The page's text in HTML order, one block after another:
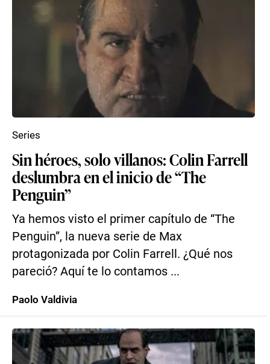
Sin héroes, solo villanos: Colin Farrell
deslumbra en el inicio de “The
Penguin”
Ya hemos visto el primer capítulo de “The
Penguin”, la nueva serie de Max
protagonizada por Colin Farrell. ¿Qué nos
pareció? Aquí te lo contamos ...
Series
Paolo Valdivia